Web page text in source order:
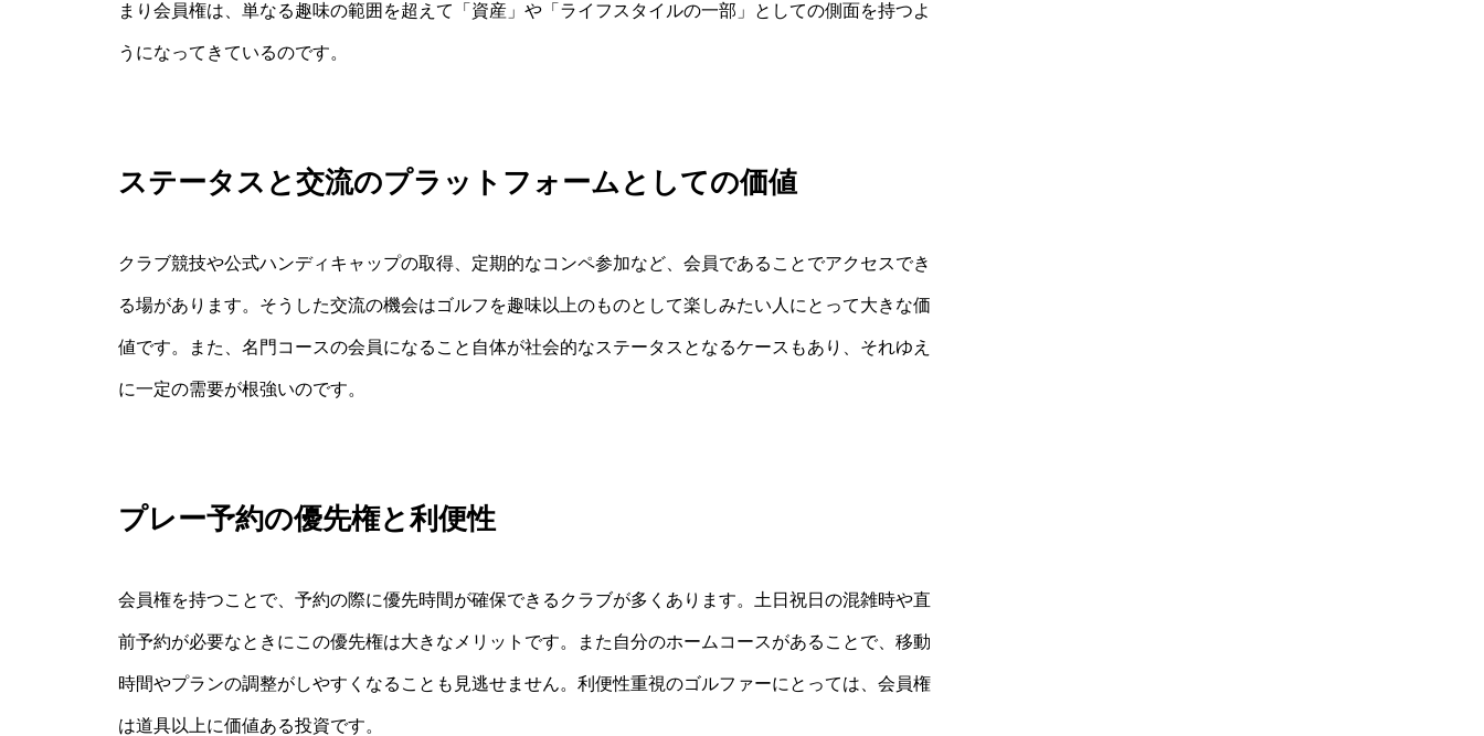
まり会員権は、単なる趣味の範囲を超えて「資産」や「ライフスタイルの一部」としての側面を持つよ
うになってきているのです。
ステータスと交流のプラットフォームとしての価値
クラブ競技や公式ハンディキャップの取得、定期的なコンペ参加など、会員であることでアクセスでき
る場があります。そうした交流の機会はゴルフを趣味以上のものとして楽しみたい人にとって大きな価
値です。また、名門コースの会員になること自体が社会的なステータスとなるケースもあり、それゆえ
に一定の需要が根強いのです。
プレー予約の優先権と利便性
会員権を持つことで、予約の際に優先時間が確保できるクラブが多くあります。土日祝日の混雑時や直
前予約が必要なときにこの優先権は大きなメリットです。また自分のホームコースがあることで、移動
時間やプランの調整がしやすくなることも見逃せません。利便性重視のゴルファーにとっては、会員権
は道具以上に価値ある投資です。